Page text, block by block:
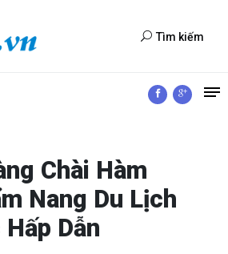
Tìm kiếm
Chài Hàm
Nang Du Lịch
Dẫn